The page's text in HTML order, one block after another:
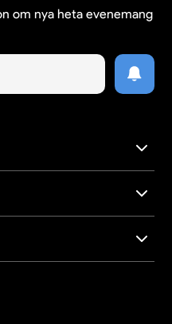
om nya heta evenemang